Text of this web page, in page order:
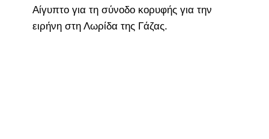
Αίγυπτο για τη σύνοδο κορυφής για την
ειρήνη στη Λωρίδα της Γάζας.